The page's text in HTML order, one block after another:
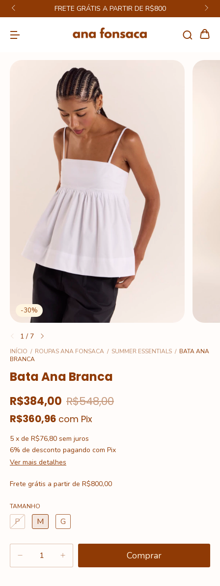
FRETE GRÁTIS A PARTIR DE R$800
-30%
1 / 7
INÍCIO / ROUPAS ANA FONSACA / SUMMER ESSENTIALS / BATA ANA
BRANCA
Bata Ana Branca
R$384,00 R$548,00
R$360,96 com Pix
5 x de R$76,80 sem juros
6% de desconto pagando com Pix
Ver mais detalhes
Frete grátis a partir de R$800,00
TAMANHO
P M G